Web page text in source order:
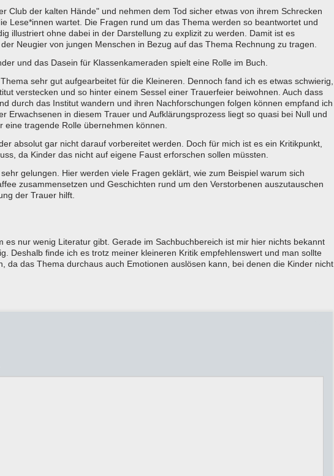
Club der kalten Hände" und nehmen dem Tod sicher etwas von ihrem Schrecken
Lese*innen wartet. Die Fragen rund um das Thema werden so beantwortet und
illustriert ohne dabei in der Darstellung zu explizit zu werden. Damit ist es
Neugier von jungen Menschen in Bezug auf das Thema Rechnung zu tragen.
und das Dasein für Klassenkameraden spielt eine Rolle im Buch.
sehr gut aufgearbeitet für die Kleineren. Dennoch fand ich es etwas schwierig,
verstecken und so hinter einem Sessel einer Trauerfeier beiwohnen. Auch dass
durch das Institut wandern und ihren Nachforschungen folgen können empfand ich
Erwachsenen in diesem Trauer und Aufklärungsprozess liegt so quasi bei Null und
eine tragende Rolle übernehmen können.
absolut gar nicht darauf vorbereitet werden. Doch für mich ist es ein Kritikpunkt,
da Kinder das nicht auf eigene Faust erforschen sollen müssten.
gelungen. Hier werden viele Fragen geklärt, wie zum Beispiel warum sich
zusammensetzen und Geschichten rund um den Verstorbenen auszutauschen
der Trauer hilft.
es nur wenig Literatur gibt. Gerade im Sachbuchbereich ist mir hier nichts bekannt
Deshalb finde ich es trotz meiner kleineren Kritik empfehlenswert und man sollte
da das Thema durchaus auch Emotionen auslösen kann, bei denen die Kinder nicht